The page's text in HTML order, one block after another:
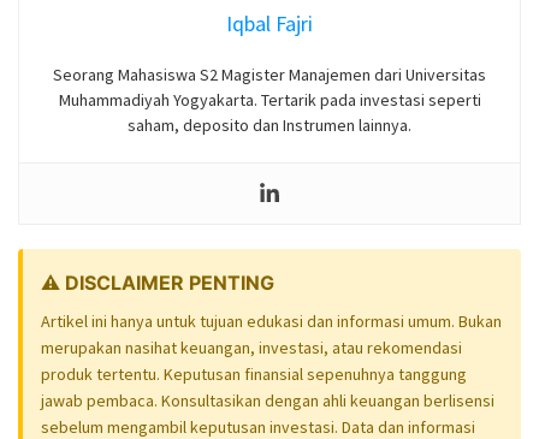
Iqbal Fajri
Seorang Mahasiswa S2 Magister Manajemen dari Universitas
Muhammadiyah Yogyakarta. Tertarik pada investasi seperti
saham, deposito dan Instrumen lainnya.
⚠️ DISCLAIMER PENTING
Artikel ini hanya untuk tujuan edukasi dan informasi umum. Bukan
merupakan nasihat keuangan, investasi, atau rekomendasi
produk tertentu. Keputusan finansial sepenuhnya tanggung
jawab pembaca. Konsultasikan dengan ahli keuangan berlisensi
sebelum mengambil keputusan investasi. Data dan informasi